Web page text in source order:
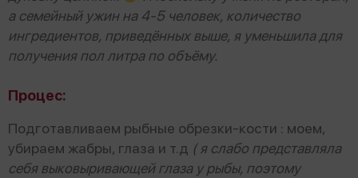
а семейный ужин на 4-5 человек, количество
ингредиентов, приведённых выше, я уменьшила для
получения пол литра по объёму.
Процес:
Подготавливаем рыбные обрезки-кости : моем,
убираем жабры, глаза и т.д ( я слабо представляла
себя выковыривающей глаза у рыбы, поэтому